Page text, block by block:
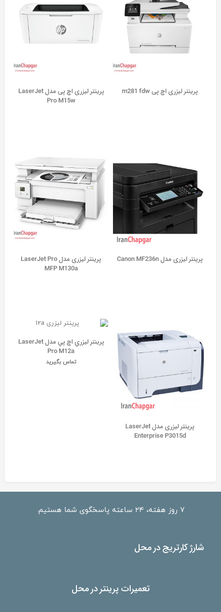
پرینتر لیزری اچ پی m281 fdw
پرینتر لیزری اچ پی مدل LaserJet
Pro M15w
پرینتر لیزری مدل Canon MF236n
پرینتر لیزری مدل LaserJet Pro
MFP M130a
پرينتر ليزری مدل LaserJet
Enterprise P3015d
پرينتر ليزري اچ پي مدل LaserJet
Pro M12a
تماس بگیرید
۷ روز هفته، ۲۴ ساعته پاسخگوی شما هستیم.
شارژ کارتریج در محل
تعمیرات پرینتر در محل